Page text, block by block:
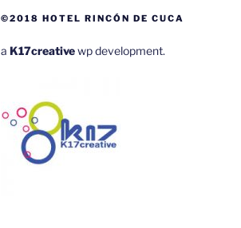
©2018 HOTEL RINCÓN DE CUCA
a K17creativewp development.